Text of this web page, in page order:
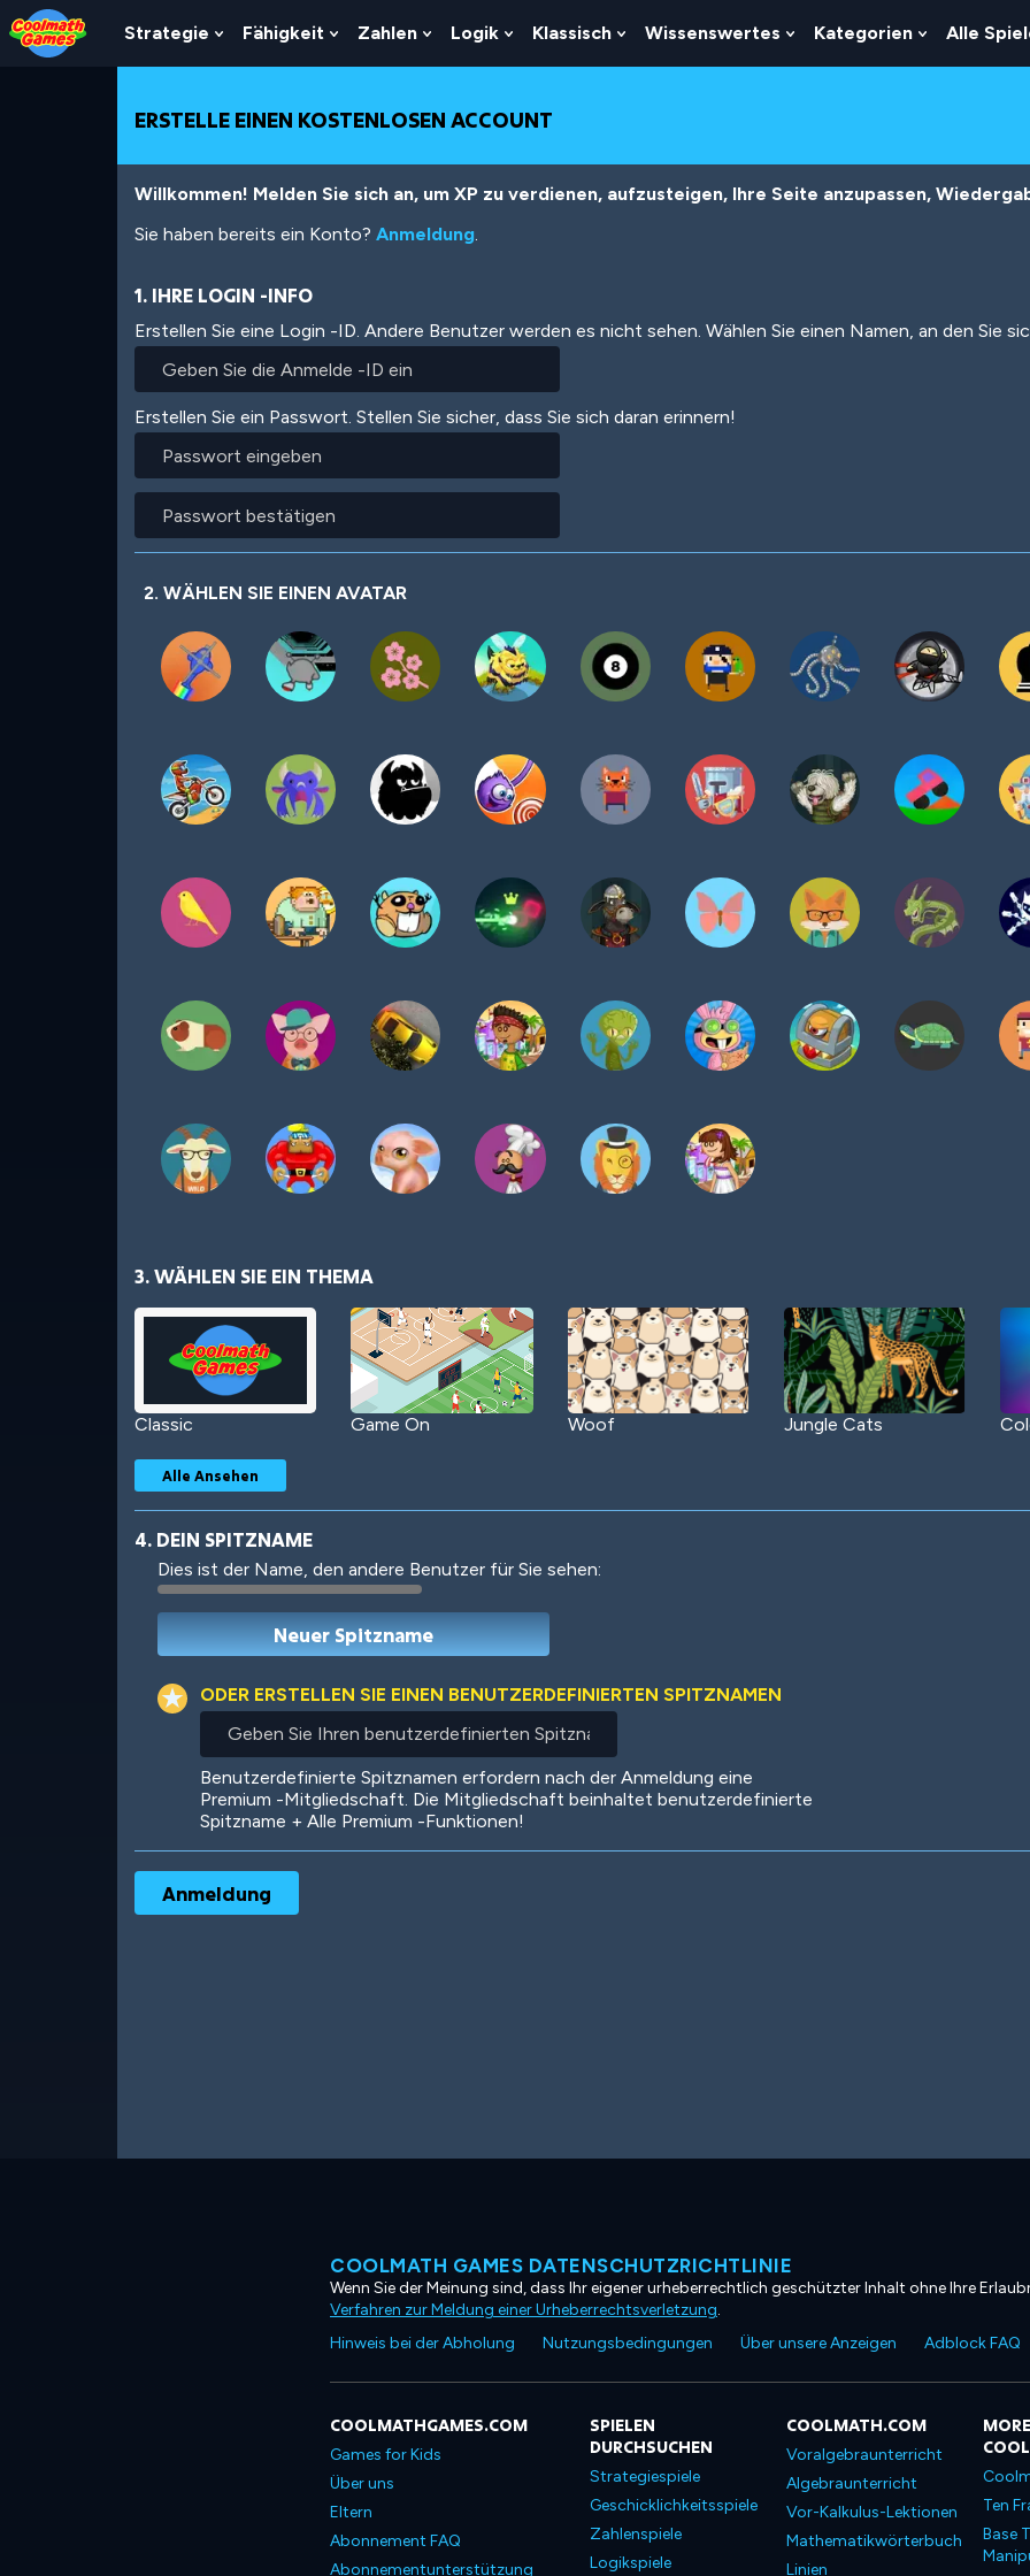
Skip
to
Top
Skip
to
Navigation
Skip
to
Main
Skip
to
Footer
Direkt
zum
Inhalt
Strategie
Show
Submenu
Strategie
Fähigkeit
Show
Submenu
Fähigkeit
Zahlen
Show
Submenu
Zahlen
Logik
Show
Submenu
Logik
Klassisch
Show
Submenu
Wissenswertes
Show
Submenu
Kategorien
Show
Submenu
Alle
ERSTELLE EINEN KOSTENLOSEN ACCOUNT
Willkommen! Melden Sie sich an, um XP zu verdienen, aufzusteigen, Ihre Seite anzupassen,
Sie haben bereits ein Konto? Anmeldung.
1. IHRE LOGIN -INFO
Erstellen Sie eine Login -ID. Andere Benutzer werden es nicht sehen. Wählen Sie einen Namen, an den Sie
Erstellen Sie ein Passwort. Stellen Sie sicher, dass Sie sich daran erinnern!
eingeben
bestätigen
2. WÄHLEN SIE EINEN AVATAR
3. WÄHLEN SIE EIN THEMA
Classic Game On Woof Jungle Cats
Robotic International
Starlight Circuits
Alle Ansehen
4. DEIN SPITZNAME
Dies ist der Name, den andere Benutzer für Sie sehen:
ODER ERSTELLEN SIE EINEN BENUTZERDEFINIERTEN SPITZNAMEN
benutzerdefinierten
Spitznamen
Benutzerdefinierte Spitznamen erfordern nach der Anmeldung eine
Premium -Mitgliedschaft. Die Mitgliedschaft beinhaltet benutzerdefinierte
Spitzname + Alle Premium -Funktionen!
COOLMATH GAMES DATENSCHUTZRICHTLINIE
Wenn Sie der Meinung sind, dass Ihr eigener urheberrechtlich geschützter Inhalt ohne Ihre
Verfahren zur Meldung einer Urheberrechtsverletzung.
Hinweis bei der Abholung
Nutzungsbedingungen Über unsere Anzeigen Adblock FAQ
COOLMATHGAMES.COM
Games for Kids
Über uns
Eltern
Abonnement FAQ
Abonnementunterstützung
SPIELEN
DURCHSUCHEN
Strategiespiele
Geschicklichkeitsspiele
Zahlenspiele
Logikspiele
COOLMATH.COM
Voralgebraunterricht
Algebraunterricht
Vor-Kalkulus-Lektionen
Mathematikwörterbuch
Linien
Ten
Base